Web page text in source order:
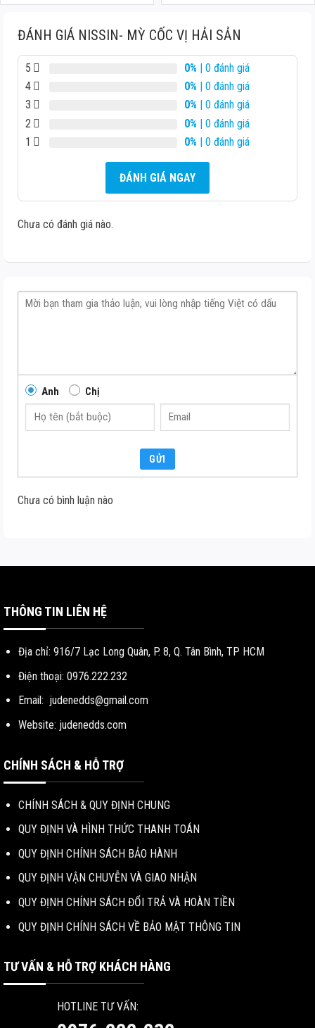
ĐÁNH GIÁ NISSIN- MỲ CỐC VỊ HẢI SẢN
5 0% | 0 đánh giá
4
0% | 0 đánh giá
3
0% | 0 đánh giá
2
0% | 0 đánh giá
1
0% | 0 đánh giá
ĐÁNH GIÁ NGAY
Chưa có đánh giá nào.
Anh Chị
GỬI
Chưa có bình luận nào
THÔNG TIN LIÊN HỆ
Địa chỉ: 916/7 Lạc Long Quân, P. 8, Q. Tân Bình, TP HCM
Điện thoại: 0976.222.232
Email: judenedds@gmail.com
Website: judenedds.com
CHÍNH SÁCH & HỖ TRỢ
CHÍNH SÁCH & QUY ĐỊNH CHUNG
QUY ĐỊNH VÀ HÌNH THỨC THANH TOÁN
QUY ĐỊNH CHÍNH SÁCH BẢO HÀNH
QUY ĐỊNH VẬN CHUYỄN VÀ GIAO NHẬN
QUY ĐỊNH CHÍNH SÁCH ĐỔI TRẢ VÀ HOÀN TIỀN
QUY ĐỊNH CHÍNH SÁCH VỀ BẢO MẬT THÔNG TIN
TƯ VẤN & HỖ TRỢ KHÁCH HÀNG
HOTLINE TƯ VẤN: